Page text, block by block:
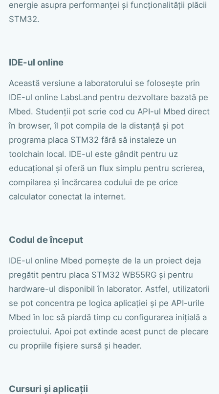
energie asupra performanței și funcționalității plăcii
STM32.
IDE-ul online
Această versiune a laboratorului se folosește prin
IDE-ul online LabsLand pentru dezvoltare bazată pe
Mbed. Studenții pot scrie cod cu API-ul Mbed direct
în browser, îl pot compila de la distanță și pot
programa placa STM32 fără să instaleze un
toolchain local. IDE-ul este gândit pentru uz
educațional și oferă un flux simplu pentru scrierea,
compilarea și încărcarea codului de pe orice
calculator conectat la internet.
Codul de început
IDE-ul online Mbed pornește de la un proiect deja
pregătit pentru placa STM32 WB55RG și pentru
hardware-ul disponibil în laborator. Astfel, utilizatorii
se pot concentra pe logica aplicației și pe API-urile
Mbed în loc să piardă timp cu configurarea inițială a
proiectului. Apoi pot extinde acest punct de plecare
cu propriile fișiere sursă și header.
Cursuri și aplicații